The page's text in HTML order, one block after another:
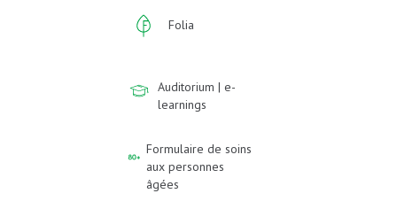
Folia
Auditorium | e-
learnings
Formulaire de soins
aux personnes
âgées